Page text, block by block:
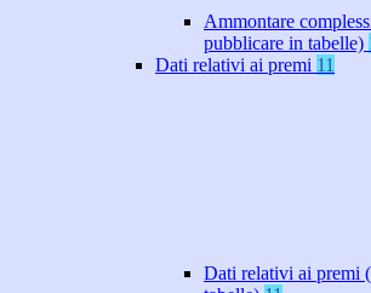
Ammontare
pubblicare in tabelle)
Dati relativi ai premi 11
Dati relativi ai premi